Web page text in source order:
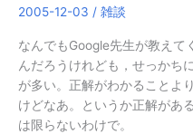
2005-12-03 / 雑談
なんでもGoogle先生が教えて
んだろうけれども，せっかち
が多い。正解がわかることよ
けどなあ。というか正解があ
は限らないわけで。